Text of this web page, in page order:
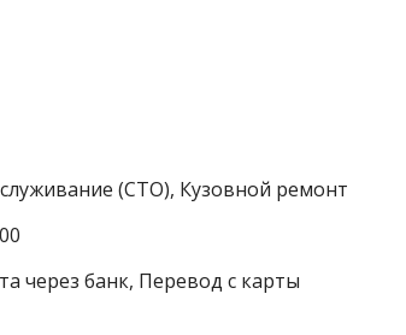
(СТО), Кузовной ремонт
через банк, Перевод с карты